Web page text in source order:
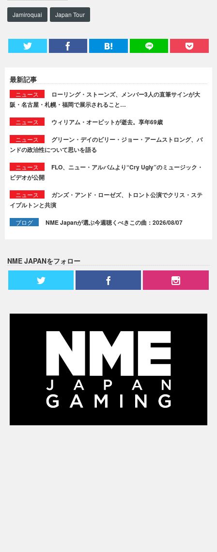
Jamiroquai Japan Tour
最新記事
ニュース
ローリング・ストーンズ、メンバー3人の直筆サインが大
阪・名古屋・札幌・福岡で展示されること…
ニュース ウィリアム・オービットが逝去。享年69歳
ニュース
グリーン・デイのビリー・ジョー・アームストロング、バ
ンドの政治性について思いを語る
ニュース
FLO、ニュー・アルバムより“Cry Ugly”のミュージック・
ビデオが公開
ニュース
ガンズ・アンド・ローゼズ、トロント公演でクリス・ステ
イプルトンと共演
ブログ NME Japanが選ぶ今週聴くべきこの曲：2026/08/07
NME JAPANをフォロー